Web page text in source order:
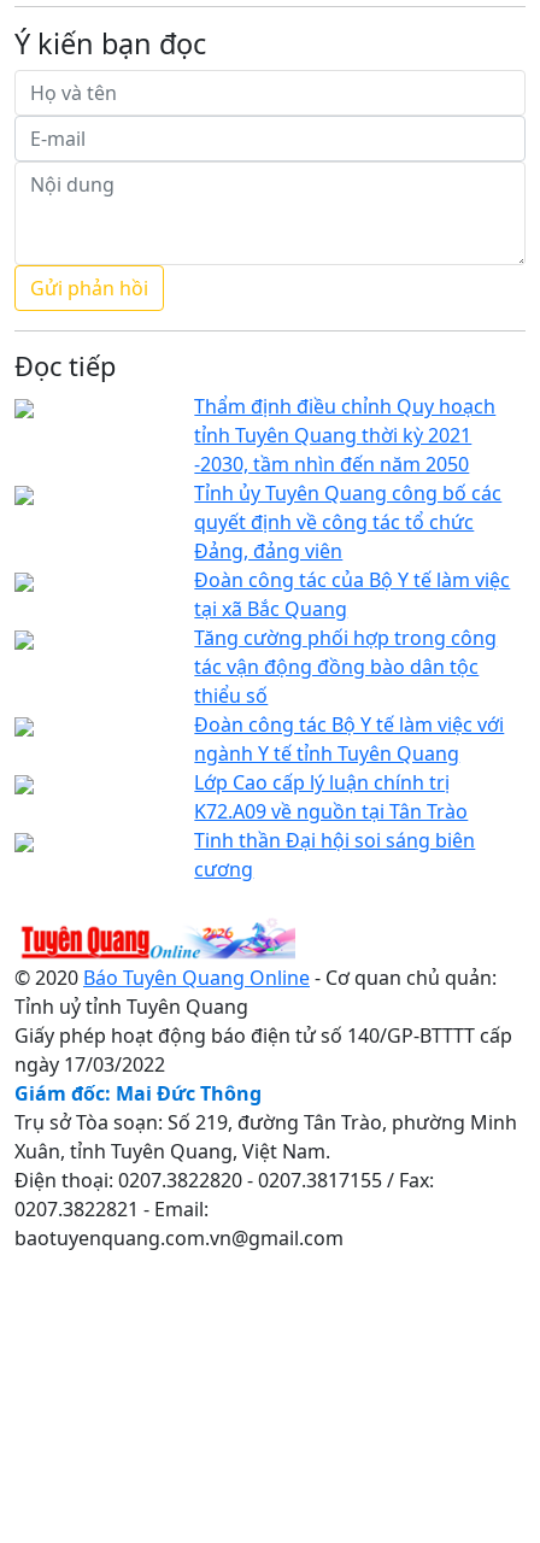
Ý kiến bạn đọc
Đọc tiếp
Thẩm định điều chỉnh Quy hoạch
tỉnh Tuyên Quang thời kỳ 2021
-2030, tầm nhìn đến năm 2050
Tỉnh ủy Tuyên Quang công bố các
quyết định về công tác tổ chức
Đảng, đảng viên
Đoàn công tác của Bộ Y tế làm việc
tại xã Bắc Quang
Tăng cường phối hợp trong công
tác vận động đồng bào dân tộc
thiểu số
Đoàn công tác Bộ Y tế làm việc với
ngành Y tế tỉnh Tuyên Quang
Lớp Cao cấp lý luận chính trị
K72.A09 về nguồn tại Tân Trào
Tinh thần Đại hội soi sáng biên
cương
© 2020 Báo Tuyên Quang Online- Cơ quan chủ quản:
Tỉnh uỷ tỉnh Tuyên Quang
Giấy phép hoạt động báo điện tử số 140/GP-BTTTT cấp
ngày 17/03/2022
Giám đốc: Mai Đức Thông
Trụ sở Tòa soạn: Số 219, đường Tân Trào, phường Minh
Xuân, tỉnh Tuyên Quang, Việt Nam.
Điện thoại: 0207.3822820 - 0207.3817155 / Fax:
0207.3822821 - Email:
baotuyenquang.com.vn@gmail.com